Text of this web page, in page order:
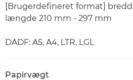
[Brugerdefineret format]
længde 210 mm - 297 mm
DADF: A5, A4, LTR, LGL
Papirvægt